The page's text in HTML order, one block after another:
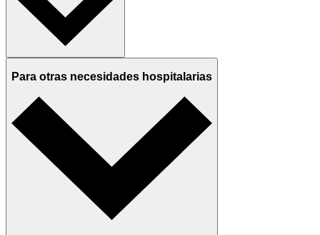
Para otras necesidades hospitalarias